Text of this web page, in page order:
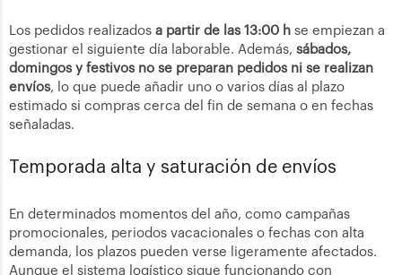
Los pedidos realizados a partir de las 13:00 h se empiezan a
gestionar el siguiente día laborable. Además, sábados,
domingos y festivos no se preparan pedidos ni se realizan
envíos, lo que puede añadir uno o varios días al plazo
estimado si compras cerca del fin de semana o en fechas
señaladas.
Temporada alta y saturación de envíos
En determinados momentos del año, como campañas
promocionales, periodos vacacionales o fechas con alta
demanda, los plazos pueden verse ligeramente afectados.
Aunque el sistema logístico sigue funcionando con